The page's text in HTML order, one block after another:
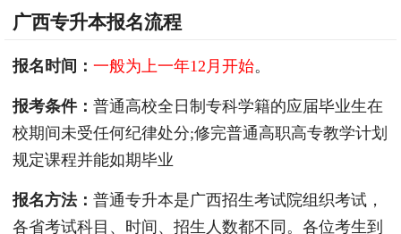
广西专升本报名流程
报名时间： 一般为上一年12月开始。
报考条件： 普通高校全日制专科学籍的应届毕业生在
校期间未受任何纪律处分;修完普通高职高专教学计划
规定课程并能如期毕业
报名方法： 普通专升本是广西招生考试院组织考试，
各省考试科目、时间、招生人数都不同。各位考生到